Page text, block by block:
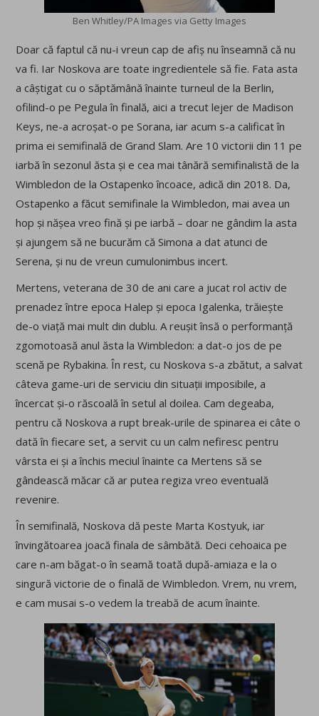
Ben Whitley/PA Images via Getty Images
Doar că faptul că nu-i vreun cap de afiș nu înseamnă că nu
va fi. Iar Noskova are toate ingredientele să fie. Fata asta
a câștigat cu o săptămână înainte turneul de la Berlin,
ofilind-o pe Pegula în finală, aici a trecut lejer de Madison
Keys, ne-a acroșat-o pe Sorana, iar acum s-a calificat în
prima ei semifinală de Grand Slam. Are 10 victorii din 11 pe
iarbă în sezonul ăsta și e cea mai tânără semifinalistă de la
Wimbledon de la Ostapenko încoace, adică din 2018. Da,
Ostapenko a făcut semifinale la Wimbledon, mai avea un
hop și nășea vreo fină și pe iarbă – doar ne gândim la asta
și ajungem să ne bucurăm că Simona a dat atunci de
Serena, și nu de vreun cumulonimbus incert.
Mertens, veterana de 30 de ani care a jucat rol activ de
prenadez între epoca Halep și epoca Igalenka, trăiește
de-o viață mai mult din dublu. A reușit însă o performanță
zgomotoasă anul ăsta la Wimbledon: a dat-o jos de pe
scenă pe Rybakina. În rest, cu Noskova s-a zbătut, a salvat
câteva game-uri de serviciu din situații imposibile, a
încercat și-o răscoală în setul al doilea. Cam degeaba,
pentru că Noskova a rupt break-urile de spinarea ei câte o
dată în fiecare set, a servit cu un calm nefiresc pentru
vârsta ei și a închis meciul înainte ca Mertens să se
gândească măcar că ar putea regiza vreo eventuală
revenire.
În semifinală, Noskova dă peste Marta Kostyuk, iar
învingătoarea joacă finala de sâmbătă. Deci cehoaica pe
care n-am băgat-o în seamă toată după-amiaza e la o
singură victorie de o finală de Wimbledon. Vrem, nu vrem,
e cam musai s-o vedem la treabă de acum înainte.